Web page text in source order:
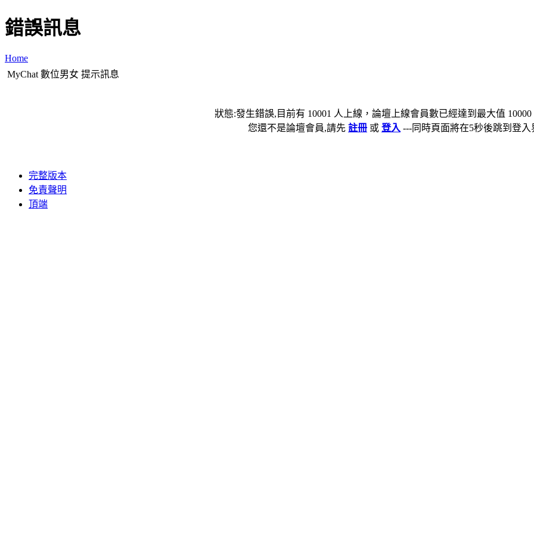
錯誤訊息
Home
MyChat 數位男女 提示訊息
狀態:發生錯誤,目前有 10001 人上線，論壇上線會員數已經達到最大值
您還不是論壇會員,請先 註冊 或 登入 ---同時頁面將在5秒後跳到登入
完整版本
免責聲明
頂端